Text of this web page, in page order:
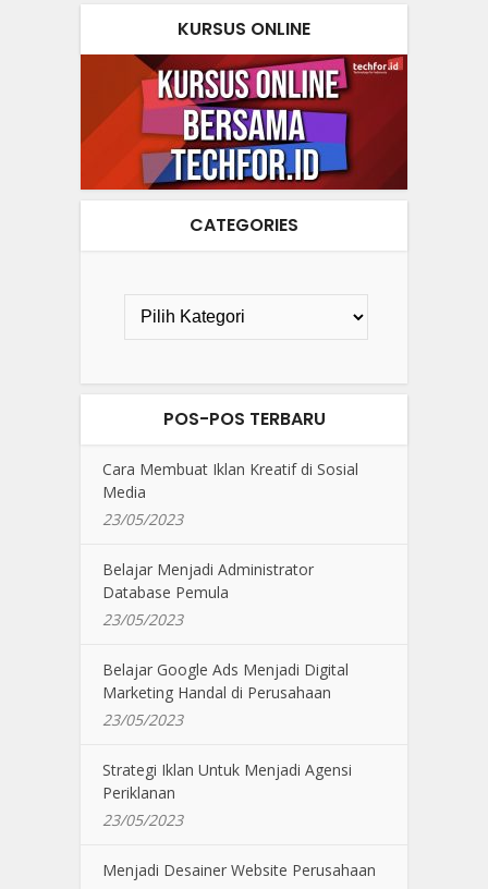
KURSUS ONLINE
CATEGORIES
POS-POS TERBARU
Cara Membuat Iklan Kreatif di Sosial
Media
23/05/2023
Belajar Menjadi Administrator
Database Pemula
23/05/2023
Belajar Google Ads Menjadi Digital
Marketing Handal di Perusahaan
23/05/2023
Strategi Iklan Untuk Menjadi Agensi
Periklanan
23/05/2023
Menjadi Desainer Website Perusahaan